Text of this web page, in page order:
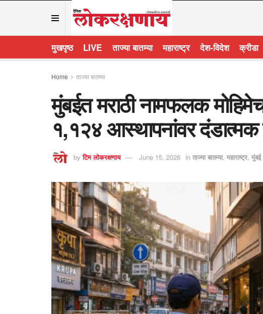
मुखपृष्ठ LIVE ताज्या बातम्या महाराष्ट्र देश-विदेश क्रीडा
Home ताज्या बातम्या
मुंबईत मराठी नामफलक
१,१२४ आस्थापनांवर दंडात्मक
by टिम लोकरक्षणाय June 15, 2026 in ताज्या बातम्या, महाराष्ट्र, मुंबई